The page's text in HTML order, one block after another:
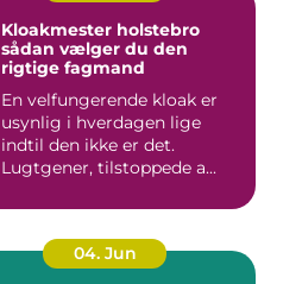
Kloakmester holstebro
sådan vælger du den
rigtige fagmand
En velfungerende kloak er
usynlig i hverdagen lige
indtil den ikke er det.
Lugtgener, tilstoppede a...
04. Jun